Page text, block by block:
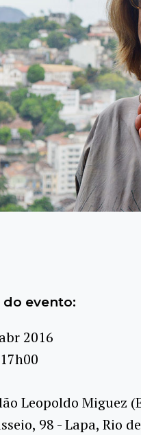
do evento:
2016
17h00
Leopoldo Miguez
98 - Lapa, Rio